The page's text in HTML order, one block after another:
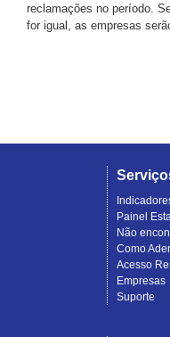
reclamações no período.
for igual, as empresas
Painel
Não
Como
Acesso
Empresas
Suporte